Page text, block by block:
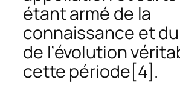
étant armé de la
connaissance et
de l’évolution
cette période[4].